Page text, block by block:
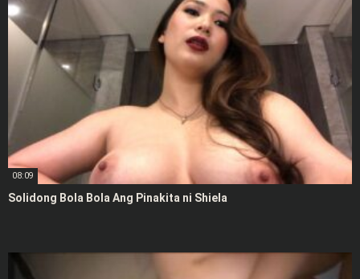
08:09
Solidong Bola Bola Ang Pinakita ni Shiela